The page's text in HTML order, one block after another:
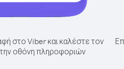
στο Viber και καλέστε τον
οθόνη πληροφοριών